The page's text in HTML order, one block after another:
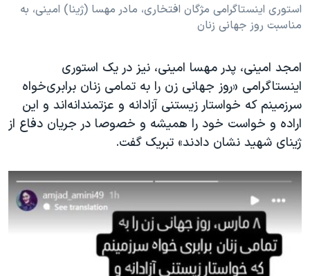
استوری اینستاگرامی مژگان افتخاری، مادر مهسا (ژینا) امینی، به
مناسبت روز جهانی زنان
امجد امینی، پدر مهسا امینی، نیز در یک استوری
اینستاگرامی «روز جهانی زن را به تمامی زنان برابری‌خواه
سرزمینم که خواستار زیستنی آزادانه و عزتمندانه‌اند و این
اراده و خواست خود را همیشه و خصوصا در جریان دفاع از
ژینای شهید نشان دادند» تبریک گفت.